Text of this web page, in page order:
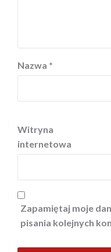
Nazwa *
Witryna
internetowa
Zapamiętaj moje
pisania kolejnych